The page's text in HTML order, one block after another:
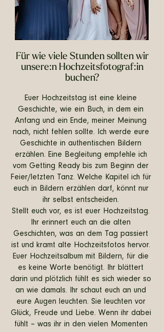
Für wie viele Stunden sollten wir
unsere:n Hochzeitsfotograf:in
buchen?
Euer Hochzeitstag ist eine kleine
Geschichte, wie ein Buch, in dem ein
Anfang und ein Ende, meiner Meinung
nach, nicht fehlen sollte. Ich werde eure
Geschichte in authentischen Bildern
erzählen. Eine Begleitung empfehle ich
vom Getting Ready bis zum Beginn der
Feier/letzten Tanz. Welche Kapitel ich für
euch in Bildern erzählen darf, könnt nur
ihr selbst entscheiden.
Stellt euch vor, es ist euer Hochzeitstag.
Ihr erinnert euch an die alten
Geschichten, was an dem Tag passiert
ist und kramt alte Hochzeitsfotos hervor.
Euer Hochzeitsalbum mit Bildern, für die
es keine Worte benötigt. Ihr blättert
darin und plötzlich fühlt es sich wieder so
an wie damals. Ihr schaut euch an und
eure Augen leuchten. Sie leuchten vor
Glück, Freude und Liebe. Wenn ihr dabei
fühlt – was ihr in den vielen Momenten